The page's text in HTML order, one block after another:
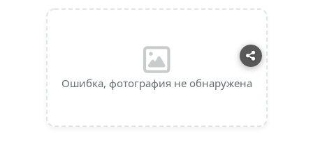
Ошибка, фотография не обнаружена